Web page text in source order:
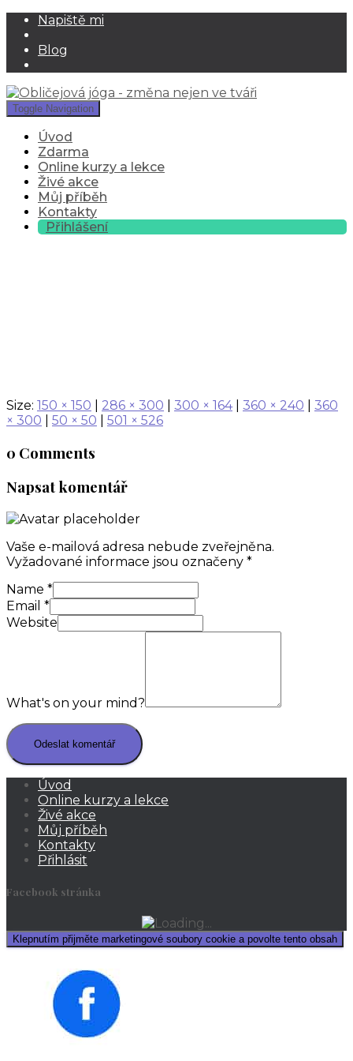
Napiště mi
Blog
Toggle Navigation
Úvod
Zdarma
Online kurzy a lekce
Živé akce
Můj příběh
Kontakty
Přihlášení
Size: 150 × 150 286 × 300 300 × 164 360 × 240
360
× 300
50 × 50 501 × 526
0 Comments
Napsat komentář
Vaše e-mailová adresa nebude zveřejněna.
Vyžadované informace jsou označeny *
Name *
Email *
Website
What's on your mind?
Úvod
Online kurzy a lekce
Živé akce
Můj příběh
Kontakty
Přihlásit
Facebook stránka
Klepnutím přijměte marketingové soubory cookie a povolte tento obsah